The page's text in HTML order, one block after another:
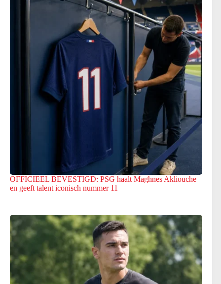
OFFICIEEL BEVESTIGD: PSG haalt Maghnes Akliouche
en geeft talent iconisch nummer 11